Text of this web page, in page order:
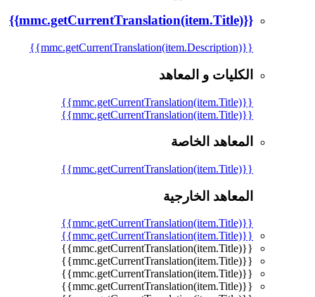
{{mmc.getCurrentTranslation(item.Title)}}
{{mmc.getCurrentTranslation(item.Description)}}
الكليات و المعاهد
{{mmc.getCurrentTranslation(item.Title)}}
{{mmc.getCurrentTranslation(item.Title)}}
المعاهد الخاصة
{{mmc.getCurrentTranslation(item.Title)}}
المعاهد الخارجية
{{mmc.getCurrentTranslation(item.Title)}}
{{mmc.getCurrentTranslation(item.Title)}}
{{mmc.getCurrentTranslation(item.Title)}}
{{mmc.getCurrentTranslation(item.Title)}}
{{mmc.getCurrentTranslation(item.Title)}}
{{mmc.getCurrentTranslation(item.Title)}}